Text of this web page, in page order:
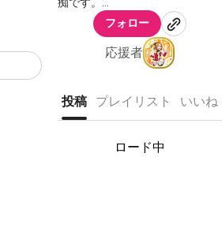
リズム全然取れてませんがそこ
はご愛嬌😌
これからもちまちま歌っていき
フォロー
応援者
投稿 プレイリスト いいね
ロード中